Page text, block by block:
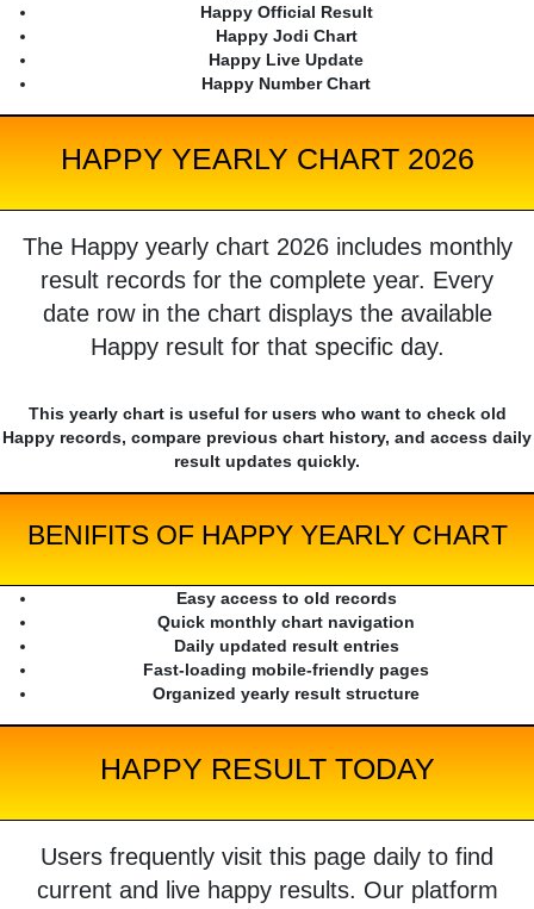
Happy Official Result
Happy Jodi Chart
Happy Live Update
Happy Number Chart
HAPPY YEARLY CHART 2026
The Happy yearly chart 2026 includes monthly
result records for the complete year. Every
date row in the chart displays the available
Happy result for that specific day.
This yearly chart is useful for users who want to check old
Happy records, compare previous chart history, and access daily
result updates quickly.
BENIFITS OF HAPPY YEARLY CHART
Easy access to old records
Quick monthly chart navigation
Daily updated result entries
Fast-loading mobile-friendly pages
Organized yearly result structure
HAPPY RESULT TODAY
Users frequently visit this page daily to find
current and live happy results. Our platform